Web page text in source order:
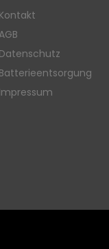
Kontakt
AGB
Datenschutz
Batterieentsorgung
Impressum